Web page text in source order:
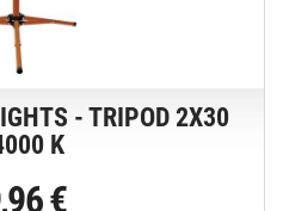
- TRIPOD 2X30
K
€